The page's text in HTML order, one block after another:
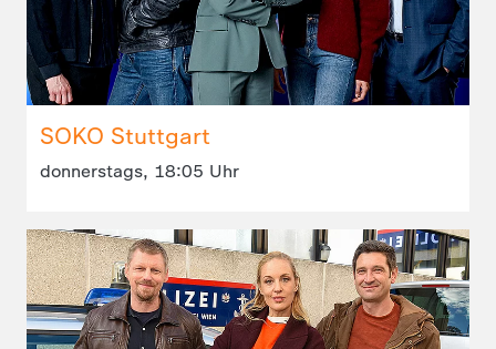
SOKO Stuttgart
donnerstags, 18:05 Uhr